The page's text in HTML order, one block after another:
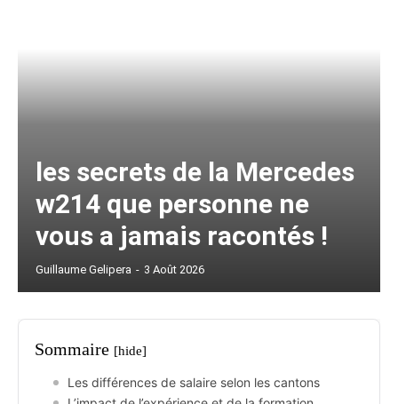
les secrets de la Mercedes
w214 que personne ne
vous a jamais racontés !
Guillaume Gelipera - 3 Août 2026
Sommaire [hide]
Les différences de salaire selon les cantons